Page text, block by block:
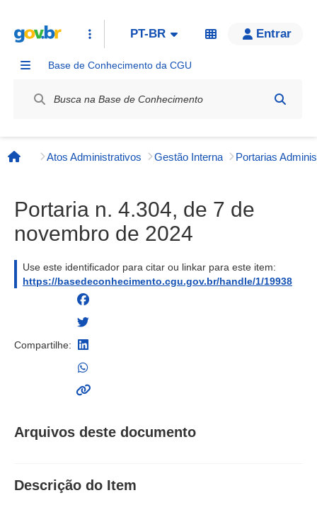
PT-BR Entrar
Base de Conhecimento da CGU
Página inicial
Atos Administrativos Gestão Interna
Portaria n. 4.304, de 7 de
novembro de 2024
Use este identificador para citar ou linkar para este item:
https://basedeconhecimento.cgu.gov.br/handle/1/19938
Compartilhe:
Arquivos deste documento
Descrição do Item